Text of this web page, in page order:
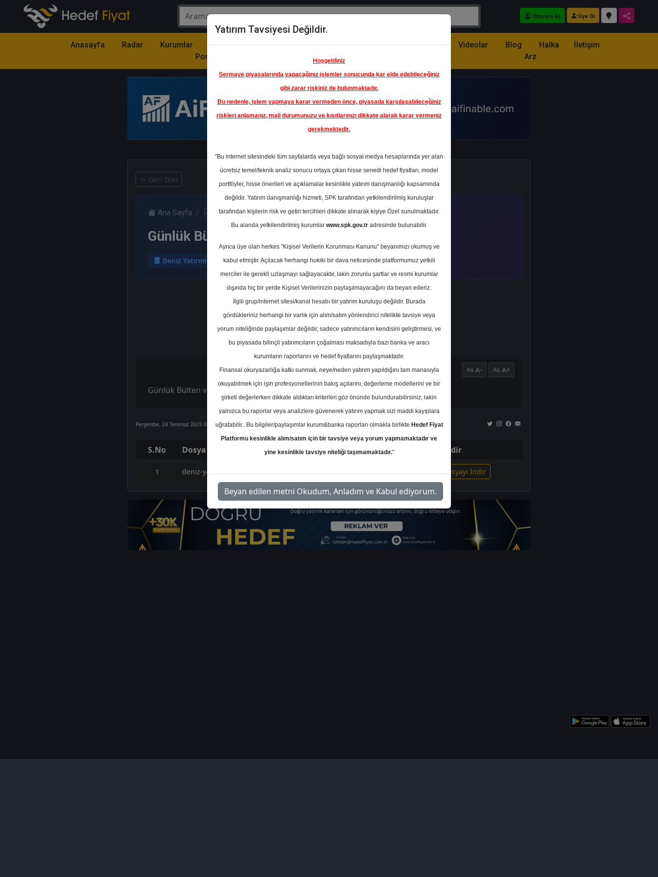
Oturum Aç Üye Ol
Anasayfa Radar Kurumlar
Model
Portföy
Hisse
Öne
Çıkanlar
Raporlar Partnerlerimiz Videolar Blog
Halka
Arz
İletişim
Geri Dön
Ana Sayfa Raporlar Deniz Yatırım Rapor Detay
Günlük Bülten ve Bilanço Tahminleri
Deniz Yatırım 24 Temmuz 2025
A- A+
Günlük Bülten ve Bilanço Tahminleri
Perşembe, 24 Temmuz 2025 00:00
S.No Dosya Adı İndir
1 deniz-yatirim-gunluk-bulten-54444 İlgili Dosyayı İndir
Yatırım Tavsiyesi Değildir.
Hoşgeldiniz
Sermaye piyasalarında yapacağınız işlemler sonucunda kar elde edebileceğiniz
gibi zarar riskiniz de bulunmaktadır.
Bu nedenle, işlem yapmaya karar vermeden önce, piyasada karşılaşabileceğiniz
riskleri anlamanız, mali durumunuzu ve kısıtlarınızı dikkate alarak karar vermeniz
gerekmektedir.
"Bu internet sitesindeki tüm sayfalarda veya bağlı sosyal medya hesaplarında yer alan
ücretsiz temel/teknik analiz sonucu ortaya çıkan hisse senedi hedef fiyatları, model
portföyler, hisse önerileri ve açıklamalar kesinlikle yatırım danışmanlığı kapsamında
değildir. Yatırım danışmanlığı hizmeti, SPK tarafından yetkilendirilmiş kuruluşlar
tarafından kişilerin risk ve getiri tercihleri dikkate alınarak kişiye Özel sunulmaktadır.
Bu alanda yetkilendirilmiş kurumlar www.spk.gov.tradresinde bulunabilir.
Ayrıca üye olan herkes "Kişisel Verilerin Korunması Kanunu" beyanımızı okumuş ve
kabul etmiştir. Açılacak herhangi hukiki bir dava neticesinde platformumuz yetkili
merciler ile gerekli uzlaşmayı sağlayacaktır, lakin zorunlu şartlar ve resmi kurumlar
dışında hiç bir yerde Kişisel Verilerinizin paylaşılmayacağını da beyan ederiz.
İlgili grup/internet sitesi/kanal hesabı bir yatırım kuruluşu değildir. Burada
gördükleriniz herhangi bir varlık için alım/satım yönlendirici nitelikte tavsiye veya
yorum niteliğinde paylaşımlar değildir, sadece yatırımcıların kendisini geliştirmesi, ve
bu piyasada bilinçli yatırımcıların çoğalması maksadıyla bazı banka ve aracı
kurumların raporlarını ve hedef fiyatlarını paylaşmaktadır.
Finansal okuryazarlığa katkı sunmak, neye/neden yatırım yapıldığını tam manasıyla
okuyabilmek için işin profesyonellerinin bakış açılarını, değerleme modellerini ve bir
şirketi değerlerken dikkate aldıkları kriterleri göz önünde bulundurabilirsiniz, lakin
yalnızca bu raporlar veya analizlere güvenerek yatırım yapmak sizi maddi kayıplara
uğratabilir.. Bu bilgiler/paylaşımlar kurum&banka raporları olmakla birlikte Hedef Fiyat
Platformu kesinlikle alım/satım için bir tavsiye veya yorum yapmamaktadır ve
yine kesinlikle tavsiye niteliği taşımamaktadır."
Beyan edilen metni Okudum, Anladım ve Kabul ediyorum.